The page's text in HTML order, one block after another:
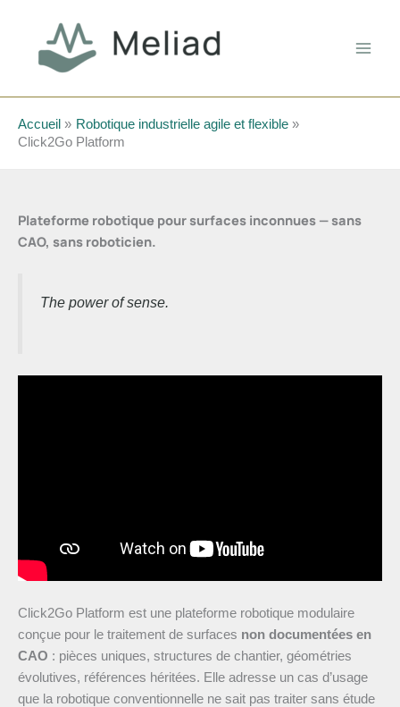
contenu
Accueil
Robotique industrielle agile et flexible
Click2Go Platform
Plateforme robotique pour surfaces inconnues — sans
CAO, sans roboticien.
The power of sense.
Click2Go Platform est une plateforme robotique modulaire
conçue pour le traitement de surfaces non documentées en
CAO : pièces uniques, structures de chantier, géométries
évolutives, références héritées. Elle adresse un cas d’usage
que la robotique conventionnelle ne sait pas traiter sans étude